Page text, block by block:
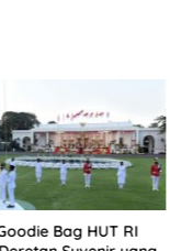
Bag HUT RI